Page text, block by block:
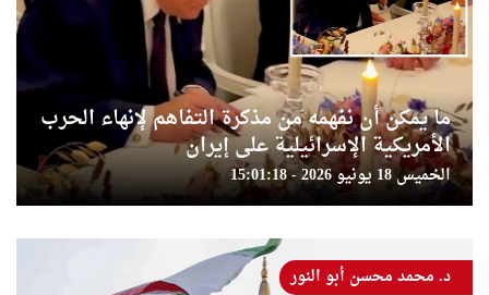
ما يمكن أن نفهمه من مذكرة التفاهم لإنهاء الحرب
الأمريكية الإسرائيلية على إيران
الخميس 18 يونيو 2026 - 15:01:18
د. محمد محسن أبو النور